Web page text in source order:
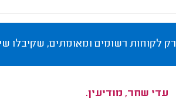
רק לקוחות רשומים ומאומתים, שקיבלו
עדי שחר, מודיעין.